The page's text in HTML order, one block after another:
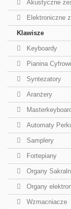
Akustyczne
Elektroniczne
Klawisze
Keyboardy
Pianina
Syntezatory
Aranżery
Automaty
Samplery
Fortepiany
Organy
Organy
Wzmacniacze